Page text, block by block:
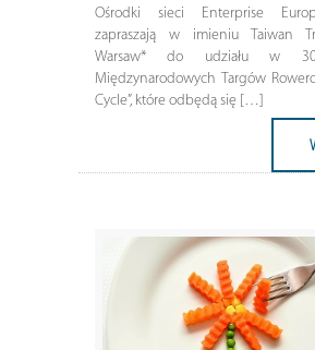
Ośrodki sieci Enterprise
zapraszają w imieniu Taiwan
Warsaw* do udziału w
Międzynarodowych Targów
Cycle”, które odbędą się […]